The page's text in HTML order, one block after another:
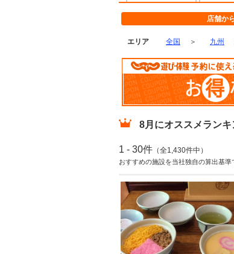
店舗か
エリア 全国 ＞ 九州
8月 にオススメランキ
1 - 30件 （全1,430件中）
おすすめの施設を当社独自の算出基準